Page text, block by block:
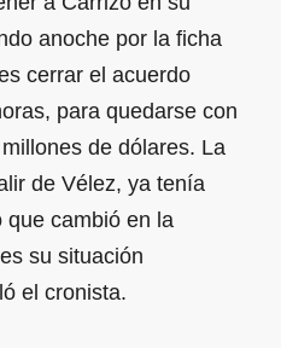
anoche por la ficha
cerrar el acuerdo
para quedarse con
de dólares. La
de Vélez, ya tenía
que cambió en la
su situación
el cronista.